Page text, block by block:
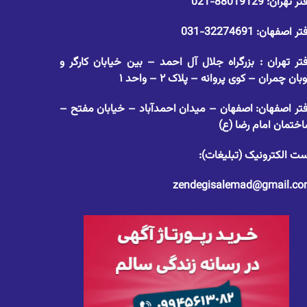
اصفهان: 32274691-031
تهران : بزرگراه جلال آل احمد – بین خیابان کارگر و
چمران – کوی پروانه – پلاک ۲ – واحد ۱
اصفهان: اصفهان – میدان احمدآباد – خیابان مفتح –
امام رضا (ع)
الکترونیک (تبلیغات):